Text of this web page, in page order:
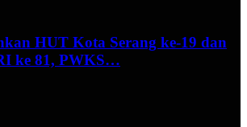
HUT Kota Serang ke-19 dan
ke 81, PWKS…